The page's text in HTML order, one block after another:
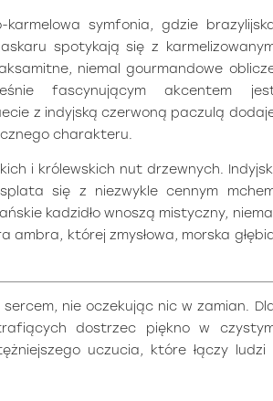
karmelowa symfonia, gdzie
spotykają się z
niemal gourmandowe
fascynującym akcentem
z indyjską czerwoną paczulą
charakteru.
i królewskich nut drzewnych.
się z niezwykle cennym
kadzidło wnoszą mistyczny, niemal
ambra, której zmysłowa, morska
nie oczekując nic w zamian.
dostrzec piękno w
uczucia, które łączy ludzi